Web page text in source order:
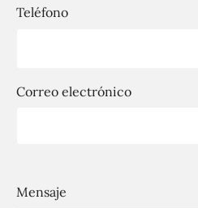
Teléfono
Correo electrónico
Mensaje